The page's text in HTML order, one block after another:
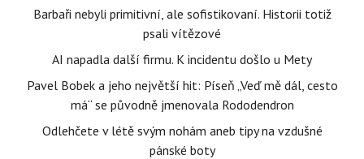
Barbaři nebyli primitivní, ale sofistikovaní. Historii totiž
psali vítězové
AI napadla další firmu. K incidentu došlo u Mety
Pavel Bobek a jeho největší hit: Píseň „Veď mě dál, cesto
má“ se původně jmenovala Rododendron
Odlehčete v létě svým nohám aneb tipy na vzdušné
pánské boty